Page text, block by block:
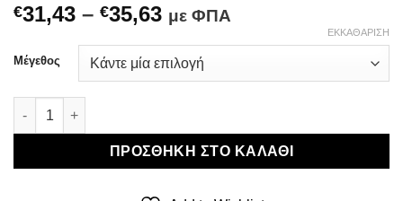
€31,43 – €35,63Price
€31,43
through
με ΦΠΑ
Μέγεθος
ΕΚΚΑΘΆΡΙΣΗ
Μινέρβα Πυτζάμα Heart ποσότητα
ΠΡΟΣΘΉΚΗ ΣΤΟ ΚΑΛΆΘΙ